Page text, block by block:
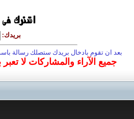
بريدك:
بعد ان تقوم بادخال بريدك ستصلك رسالة
جميع الآراء والمشاركات لا